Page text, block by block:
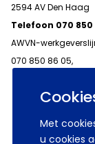
Met
u cookies
2594 AV Den Haag
Telefoon 070 850
AWVN-
070 850 86 05,
© 2026 AWVN